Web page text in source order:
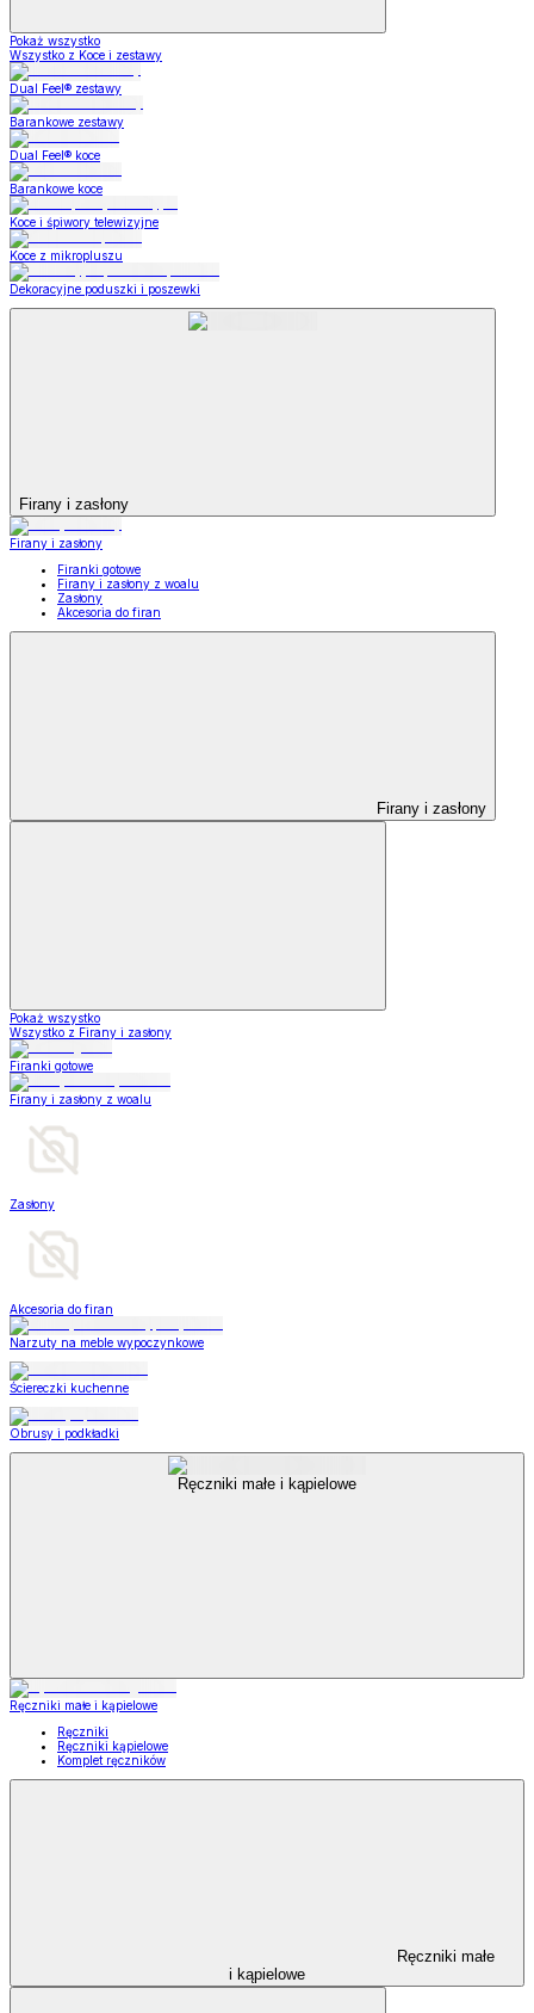
Pokaż wszystko
Wszystko z Koce i zestawy
Dual Feel® zestawy
Barankowe zestawy
Dual Feel® koce
Barankowe koce
Koce i śpiwory telewizyjne
Koce z mikropluszu
Dekoracyjne poduszki i poszewki
Firany i zasłony
Firany i zasłony
Firanki gotowe
Firany i zasłony z woalu
Zasłony
Akcesoria do firan
Firany i zasłony
Pokaż wszystko
Wszystko z Firany i zasłony
Firanki gotowe
Firany i zasłony z woalu
Zasłony
Akcesoria do firan
Narzuty na meble wypoczynkowe
Ściereczki kuchenne
Obrusy i podkładki
Ręczniki małe i kąpielowe
Ręczniki małe i kąpielowe
Ręczniki
Ręczniki kąpielowe
Komplet ręczników
Ręczniki małe
i kąpielowe